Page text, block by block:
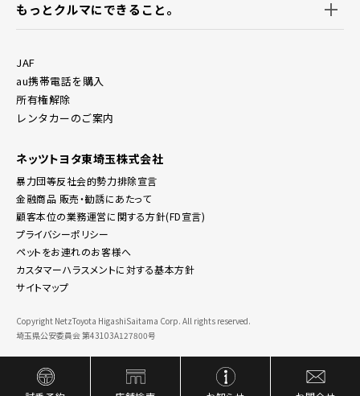
もっとクルマにできること。
JAF
au携帯電話を購入
所有権解除
レンタカーのご案内
ネッツトヨタ東埼玉株式会社
暴力団等反社会的勢力排除宣言
金融商品 販売・勧誘にあたって
顧客本位の業務運営に関する方針(FD宣言)
プライバシーポリシー
ペットをお連れのお客様へ
カスタマーハラスメントに対する基本方針
サイトマップ
Copyright NetzToyota HigashiSaitama Corp. All rights reserved.
埼玉県公安委員会 第43103A127800号